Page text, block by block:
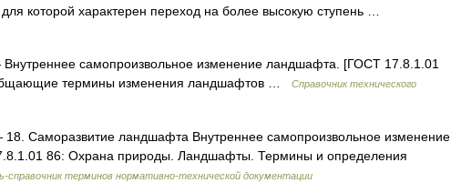
которой характерен переход на более высокую ступень …
самопроизвольное изменение ландшафта. [ГОСТ 17.8.1.01
термины изменения ландшафтов …
Справочник технического
Саморазвитие ландшафта Внутреннее самопроизвольное изменение
86: Охрана природы. Ландшафты. Термины и определения
справочник терминов нормативно-технической документации